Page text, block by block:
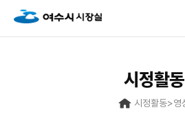
시정활동
시정활동>영